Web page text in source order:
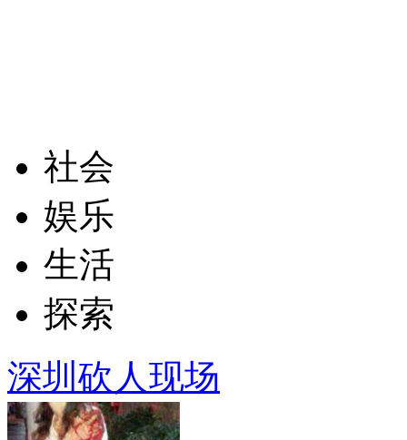
社会
娱乐
生活
探索
深圳砍人现场